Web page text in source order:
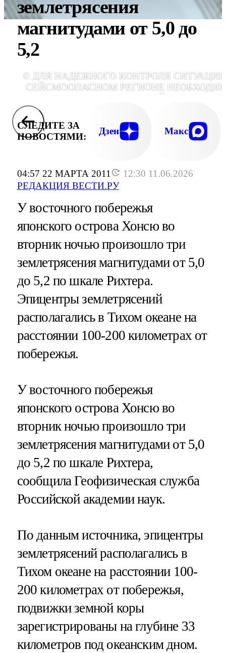
04:57 22 МАРТА 2011
12:30 11.06.2026
РЕДАКЦИЯ ВЕСТИ.РУ
землетрясения
магнитудами от 5,0 до
5,2
© ДЛЯ НАДЕЖНОГО КОНТРОЛЯ
СЕЙСМООПАСНОМ РЕГИОНЕ
30-40
СЛЕДИТЕ ЗА
НОВОСТЯМИ:
Дзен Макс
У восточного побережья
японского острова Хонсю во
вторник ночью произошло три
землетрясения магнитудами от 5,0
до 5,2 по шкале Рихтера.
Эпицентры землетрясений
располагались в Тихом океане на
расстоянии 100-200 километрах от
побережья.
У восточного побережья
японского острова Хонсю во
вторник ночью произошло три
землетрясения магнитудами от 5,0
до 5,2 по шкале Рихтера,
сообщила Геофизическая служба
Российской академии наук.
По данным источника, эпицентры
землетрясений располагались в
Тихом океане на расстоянии 100-
200 километрах от побережья,
подвижки земной коры
зарегистрированы на глубине 33
километров под океанским дном.